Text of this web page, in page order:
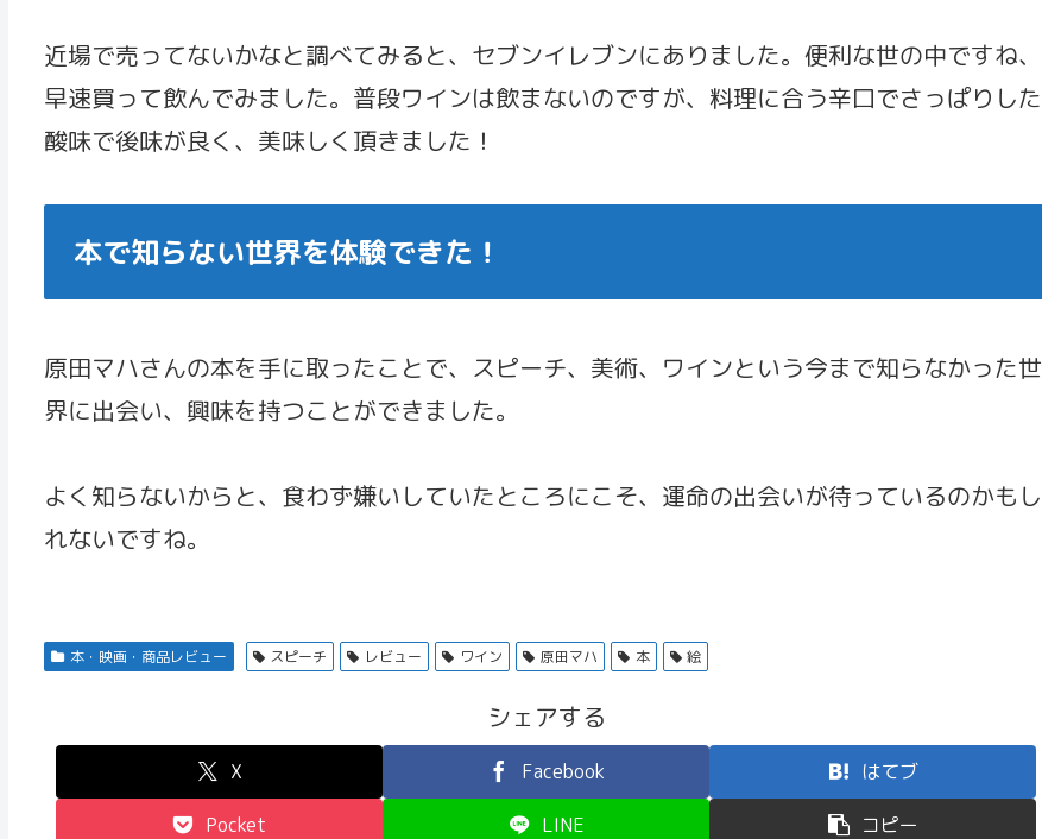
近場で売ってないかなと調べてみると、セブンイレブンにありました。便利な世の中ですね、
早速買って飲んでみました。普段ワインは飲まないのですが、料理に合う辛口でさっぱりした
酸味で後味が良く、美味しく頂きました！
本で知らない世界を体験できた！
原田マハさんの本を手に取ったことで、スピーチ、美術、ワインという今まで知らなかった世
界に出会い、興味を持つことができました。
よく知らないからと、食わず嫌いしていたところにこそ、運命の出会いが待っているのかもし
れないですね。
本・映画・商品レビュー スピーチ レビュー ワイン 原田マハ 本 絵
シェアする
X Facebook はてブ
Pocket LINE コピー